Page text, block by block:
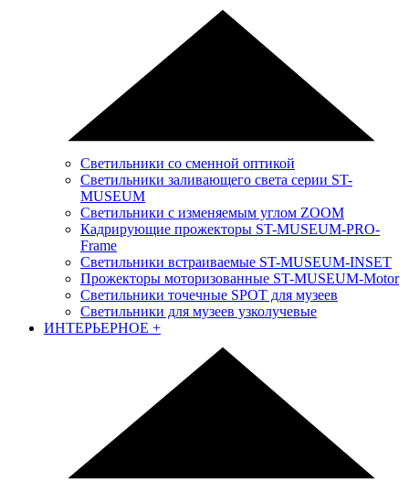
Светильники со сменной оптикой
Светильники заливающего света серии ST-
MUSEUM
Светильники с изменяемым углом ZOOM
Кадрирующие прожекторы ST-MUSEUM-PRO-
Frame
Светильники встраиваемые ST-MUSEUM-INSET
Прожекторы моторизованные ST-MUSEUM-Motor
Светильники точечные SPOT для музеев
Светильники для музеев узколучевые
ИНТЕРЬЕРНОЕ +